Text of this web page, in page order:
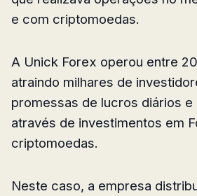
e com criptomoedas.
A Unick Forex operou entre
atraindo milhares de
promessas de lucros diários
através de investimentos em
criptomoedas.
Neste caso, a empresa